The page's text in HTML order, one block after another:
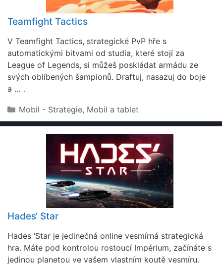
Teamfight Tactics
V Teamfight Tactics, strategické PvP hře s
automatickými bitvami od studia, které stojí za
League of Legends, si můžeš poskládat armádu ze
svých oblíbených šampionů. Draftuj, nasazuj do boje
a … .
Rubriky
Mobil - Strategie, Mobil a tablet
Hades‘ Star
Hades ‘Star je jedinečná online vesmírná strategická
hra. Máte pod kontrolou rostoucí Impérium, začínáte s
jedinou planetou ve vašem vlastním koutě vesmíru.